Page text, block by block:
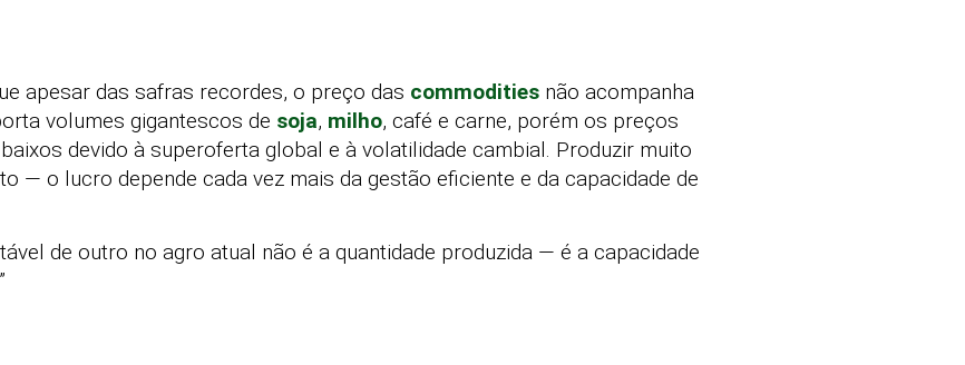
apesar das safras recordes, o preço das commodities não acompanha
volumes gigantescos de soja, milho, café e carne, porém os preços
devido à superoferta global e à volatilidade cambial. Produzir muito
— o lucro depende cada vez mais da gestão eficiente e da capacidade de
de outro no agro atual não é a quantidade produzida — é a capacidade